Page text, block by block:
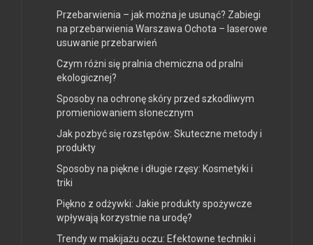
Przebarwienia – jak można je usunąć? Zabiegi
na przebarwienia Warszawa Ochota – laserowe
usuwanie przebarwień
Czym różni się pralnia chemiczna od pralni
ekologicznej?
Sposoby na ochronę skóry przed szkodliwym
promieniowaniem słonecznym
Jak pozbyć się rozstępów: Skuteczne metody i
produkty
Sposoby na piękne i długie rzęsy: Kosmetyki i
triki
Piękno z odżywki: Jakie produkty spożywcze
wpływają korzystnie na urodę?
Trendy w makijażu oczu: Efektowne techniki i